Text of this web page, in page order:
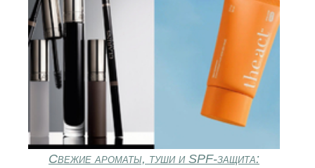
Свежие ароматы, туши и SPF-защита: